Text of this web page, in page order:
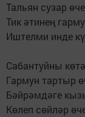
Тальян сузар
Тик әтинең
Иштелми инде
Сабантуйны
Гармун тартыр
Бәйрәмдәге
Көлеп сөйләр